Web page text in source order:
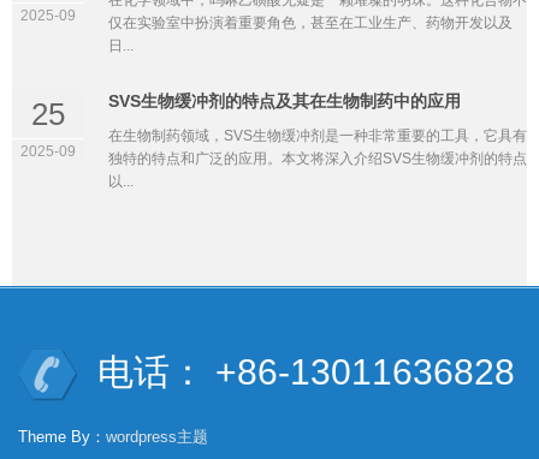
2025-09
仅在实验室中扮演着重要角色，甚至在工业生产、药物开发以及
日...
25
2025-09
SVS生物缓冲剂的特点及其在生物制药中的应用
在生物制药领域，SVS生物缓冲剂是一种非常重要的工具，它具有
独特的特点和广泛的应用。本文将深入介绍SVS生物缓冲剂的特点
以...
电话： +86-13011636828
Theme By： wordpress主题